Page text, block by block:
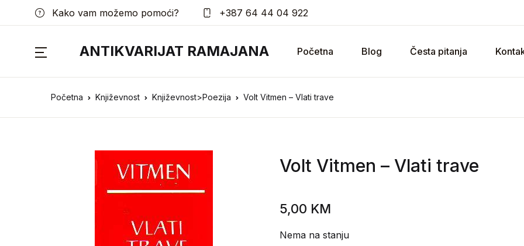
Kako vam možemo pomoći? +387 64 44 04 922
ANTIKVARIJAT RAMAJANA Početna Blog Česta pitanja
Početna Književnost Književnost>Poezija Volt Vitmen – Vlati trave
Volt Vitmen – Vlati trave
5,00 KM
Nema na stanju